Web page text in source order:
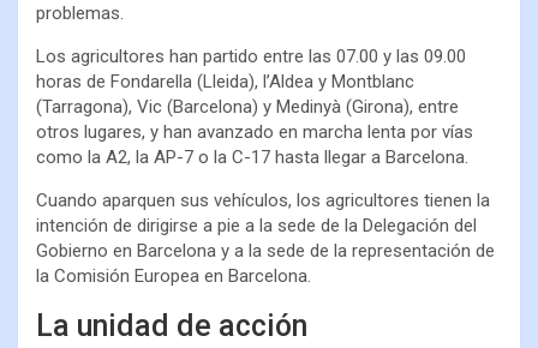
problemas.
Los agricultores han partido entre las 07.00 y las 09.00
horas de Fondarella (Lleida), l’Aldea y Montblanc
(Tarragona), Vic (Barcelona) y Medinyà (Girona), entre
otros lugares, y han avanzado en marcha lenta por vías
como la A2, la AP-7 o la C-17 hasta llegar a Barcelona.
Cuando aparquen sus vehículos, los agricultores tienen la
intención de dirigirse a pie a la sede de la Delegación del
Gobierno en Barcelona y a la sede de la representación de
la Comisión Europea en Barcelona.
La unidad de acción